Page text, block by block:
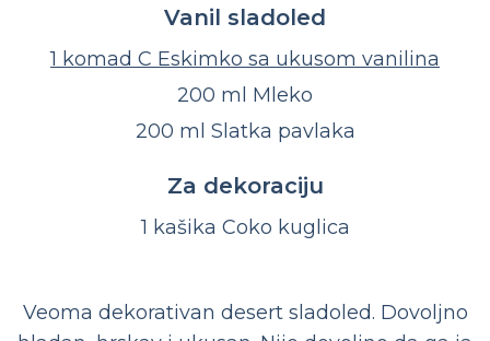
Vanil sladoled
1 komad C Eskimko sa ukusom vanilina
200 ml Mleko
200 ml Slatka pavlaka
Za dekoraciju
1 kašika Coko kuglica
Veoma dekorativan desert sladoled. Dovoljno